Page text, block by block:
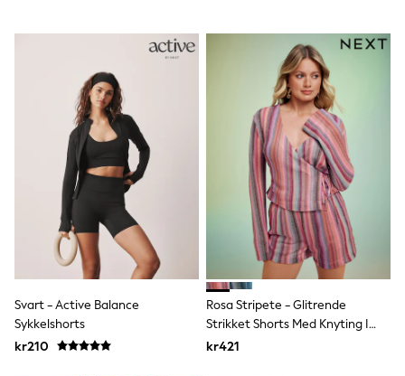
Trending: Top & Short Sets
Trending: Clogs
Toy Story
Pokemon
Spiderman
THE SET
Shop All Clothing
Coats & Jackets
T-Shirts
Sets & Outfits
Sweatshirts & Hoodies
Jumpers & Knitwear
Joggers
Shirts
Trousers & Chinos
Tops
Babygrows & Sleepsuits
Bodysuits & Vests
Svart - Active Balance
Sykkelshorts
kr210
Rosa Stripete - Glitrende
Strikket Shorts Med Knyting I
Midjen
kr421